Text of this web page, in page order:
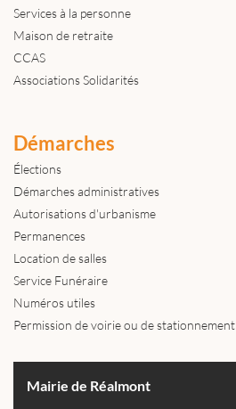
Services à la personne
Maison de retraite
CCAS
Associations Solidarités
Démarches
Élections
Démarches administratives
Autorisations d'urbanisme
Permanences
Location de salles
Service Funéraire
Numéros utiles
Permission de voirie ou de stationnement
Mairie de Réalmont